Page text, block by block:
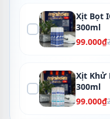
Xịt Bọt
300ml
99.000₫
Xịt Khử
300ml
99.000₫